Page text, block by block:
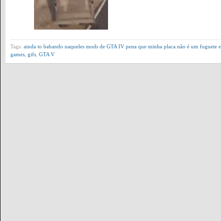
Tags: ainda to babando naqueles mods de GTA IV pena que minha placa não é um foguete
games gifs GTA V